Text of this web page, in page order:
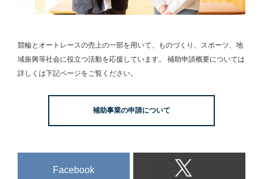
競輪とオートレースの売上の一部を用いて、
ものづくり、スポーツ、地
域振興等社会に役立つ活動を応援しています。
補助申請概要については
詳しくは下記ページをご覧ください。
補助事業の申請について
Facebook